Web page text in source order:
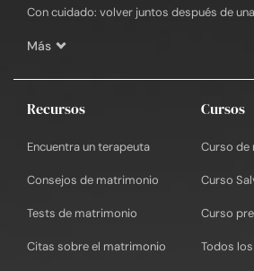
Con cuidado: volver juntos después de
Más
Recursos
Encuentra un terapeuta
Consejos de matrimonio
Tests de matrimonio
Citas sobre el matrimonio
Cursos
Curso de
Curso
Curso
Todos